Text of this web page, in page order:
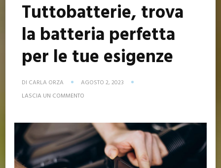
Tuttobatterie, trova
la batteria perfetta
per le tue esigenze
DI CARLA ORZA
AGOSTO 2, 2023
LASCIA UN COMMENTO
LA
BATTERIA
PERFETTA
PER
TUE